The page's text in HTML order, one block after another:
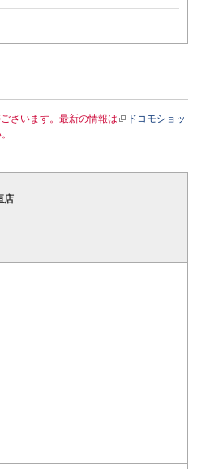
ざいます。最新の情報は
ドコモショッ
店